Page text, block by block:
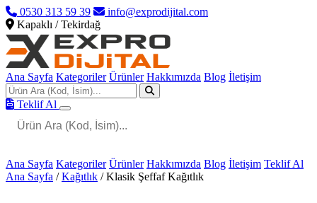
0530 313 59 39
info@exprodijital.com
Kapaklı / Tekirdağ
Ana Sayfa Kategoriler Ürünler Hakkımızda Blog İletişim
Teklif Al
Ana Sayfa Kategoriler Ürünler Hakkımızda Blog İletişim Teklif Al
Ana Sayfa / Kağıtlık / Klasik Şeffaf Kağıtlık